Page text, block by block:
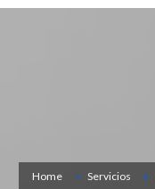
Home Servicios